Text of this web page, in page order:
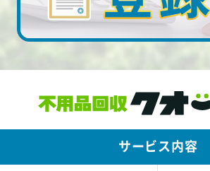
サービス内容